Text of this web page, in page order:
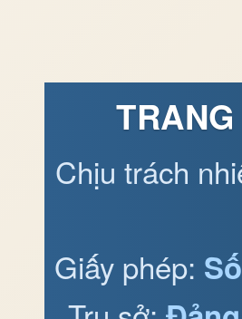
Chịu trách
Giấy phép: